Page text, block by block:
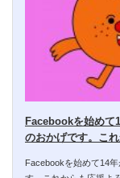
Facebookを始めて
のおかげです。こ
Facebookを始めて14